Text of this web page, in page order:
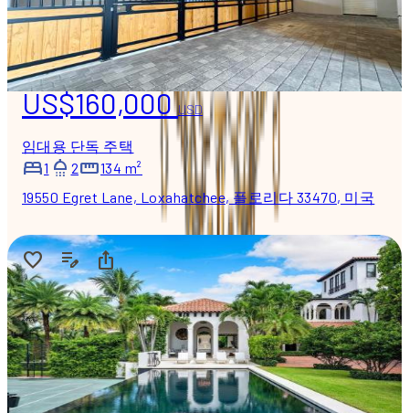
US$160,000USD
임대용 단독 주택
1
2
134 m²
19550 Egret Lane, Loxahatchee, 플로리다 33470, 미국